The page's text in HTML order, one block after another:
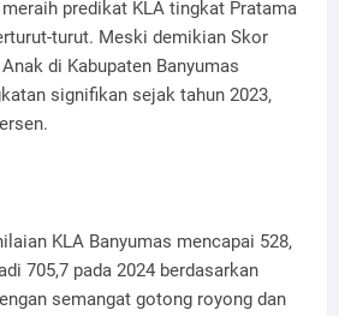
predikat KLA tingkat Pratama
turut. Meski demikian Skor
di Kabupaten Banyumas
signifikan sejak tahun 2023,
KLA Banyumas mencapai 528,
705,7 pada 2024 berdasarkan
semangat gotong royong dan